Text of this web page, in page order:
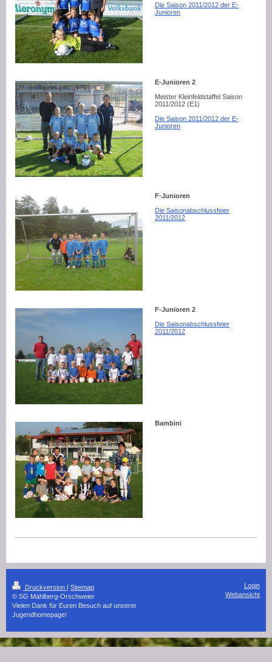
Die Saison 2011/2012 der E-
Junioren
E-Junioren 2
Meister Kleinfeldstaffel Saison
2011/2012 (E1)
Die Saison 2011/2012 der E-
Junioren
F-Junioren
Die Saisonabschlussfeier
2011/2012
F-Junioren 2
Die Saisonabschlussfeier
2011/2012
Bambini
Druckversion | Sitemap
© SG Mahlberg-Orschweier
Vielen Dank für Euren Besuch auf unserer
Jugendhomepage!
Login
Webansicht